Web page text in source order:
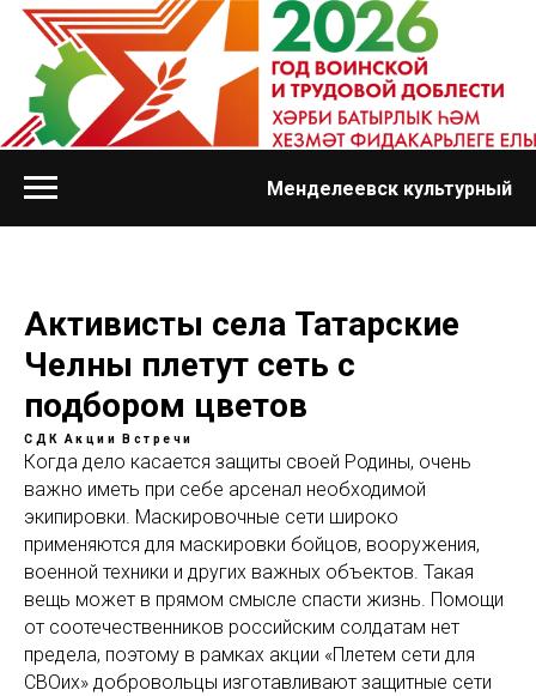
Менделеевск культурный
Активисты села Татарские
Челны плетут сеть с
подбором цветов
СДК Акции Встречи
Когда дело касается защиты своей Родины, очень
важно иметь при себе арсенал необходимой
экипировки. Маскировочные сети широко
применяются для маскировки бойцов, вооружения,
военной техники и других важных объектов. Такая
вещь может в прямом смысле спасти жизнь. Помощи
от соотечественников российским солдатам нет
предела, поэтому в рамках акции «Плетем сети для
СВОих» добровольцы изготавливают защитные сети